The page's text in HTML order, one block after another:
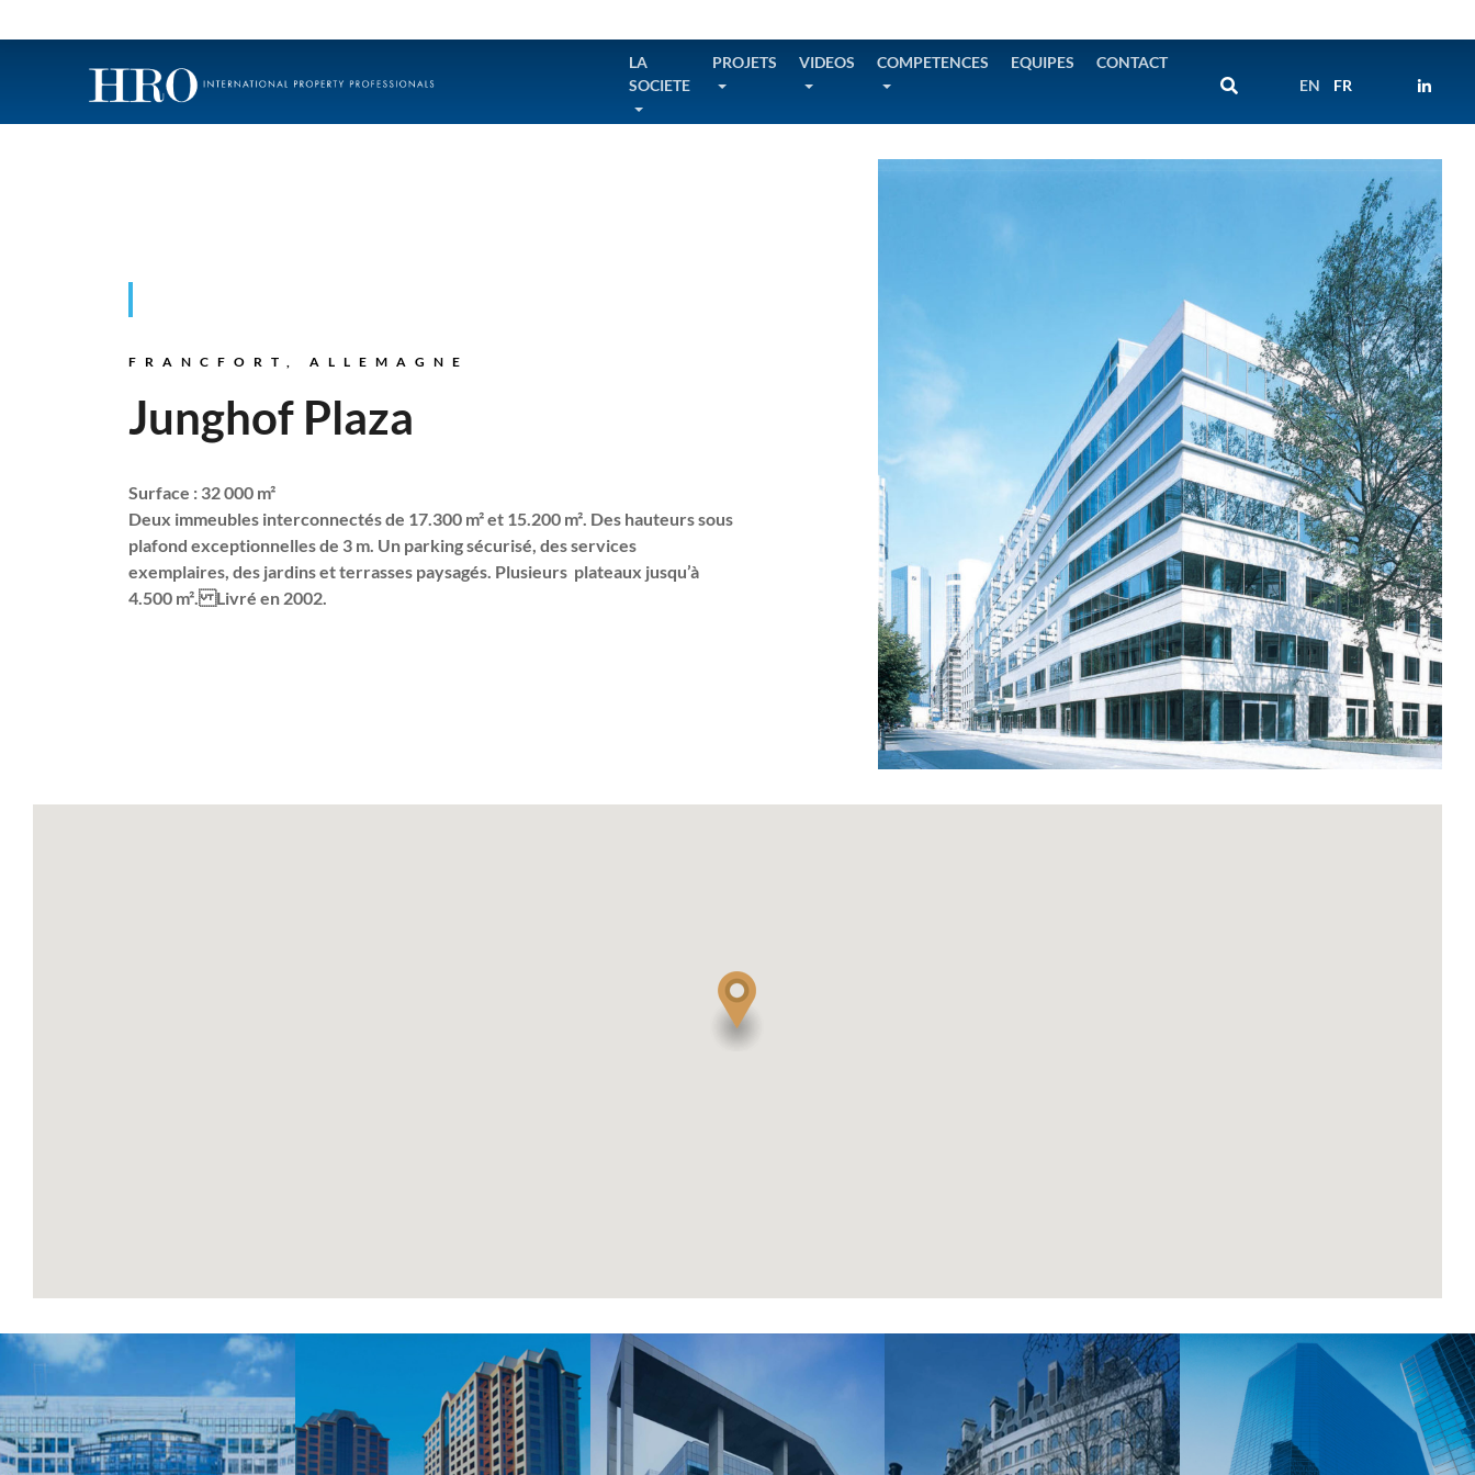
LA
SOCIETE
PROJETS VIDEOS COMPETENCES EQUIPES
CONTACT
EN
FR
FRANCFORT, ALLEMAGNE
Junghof Plaza
Surface : 32 000 m²
Deux immeubles interconnectés de 17.300 m² et 15.200 m². Des hauteurs sous
plafond exceptionnelles de 3 m. Un parking sécurisé, des services
exemplaires, des jardins et terrasses paysagés. Plusieurs plateaux jusqu’à
4.500 m². Livré en 2002.